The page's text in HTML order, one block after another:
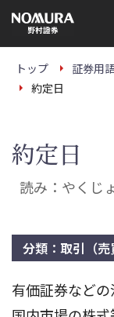
の
ー
トップ 証券用
約定日
約定日
読み：やくじ
分類：取引（売
有価証券などの